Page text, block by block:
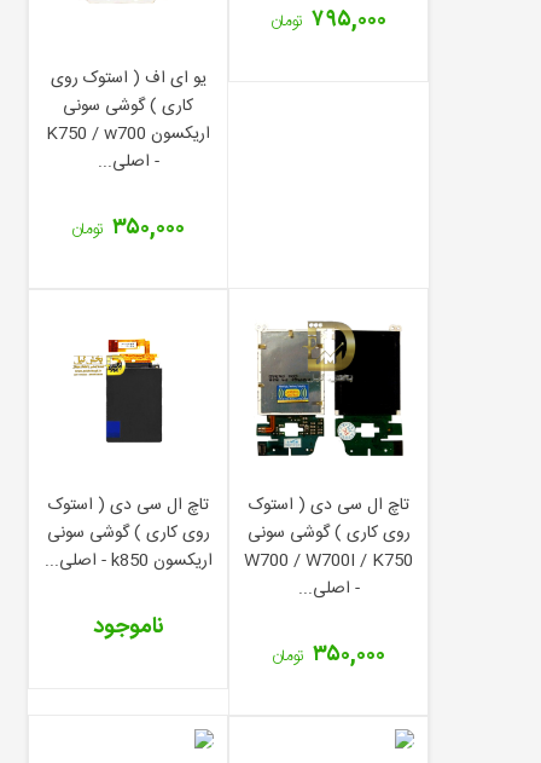
۷۹۵,۰۰۰تومان
یو ای اف ( استوک روی
کاری ) گوشی سونی
اریکسون K750 / w700
- اصلی...
۳۵۰,۰۰۰تومان
تاچ ال سی دی ( استوک
روی کاری ) گوشی سونی
W700 / W700I / K750
- اصلی...
۳۵۰,۰۰۰تومان
تاچ ال سی دی ( استوک
روی کاری ) گوشی سونی
اریکسون k850 - اصلی...
ناموجود